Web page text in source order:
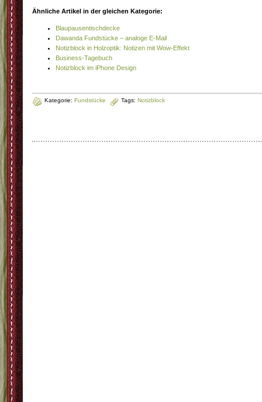
Ähnliche Artikel in der gleichen Kategorie:
Blaupausentischdecke
Dawanda Fundstücke – analoge E-Mail
Notizblock in Holzoptik: Notizen mit Wow-Effekt
Business-Tagebuch
Notizblock im iPhone Design
Kategorie: Fundstücke Tags: Notizblock